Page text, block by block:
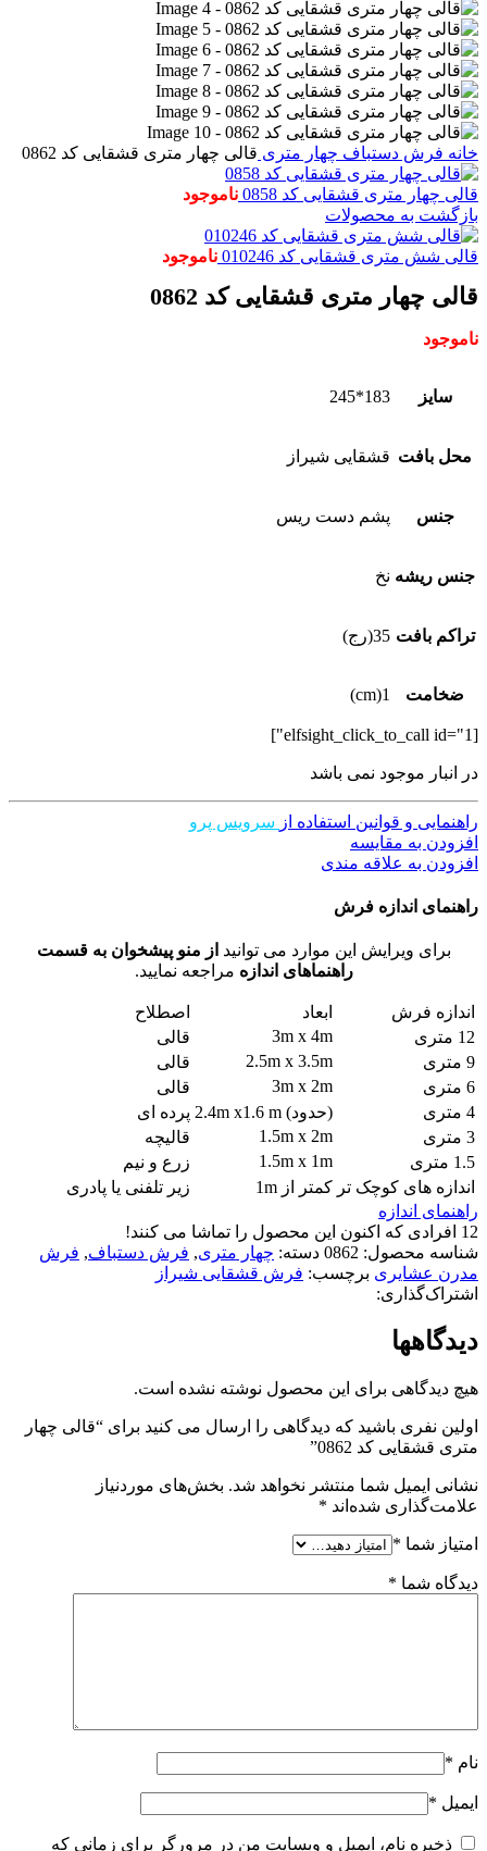
خانه فرش دستباف چهار متری قالی چهار متری قشقایی کد 0862
قالی چهار متری قشقایی کد 0858
ناموجود
بازگشت به محصولات
قالی شش متری قشقایی کد 010246 ناموجود
قالی چهار متری قشقایی کد 0862
ناموجود
سایز 183*245
محل بافت قشقایی شیراز
جنس پشم دست ریس
جنس ریشه نخ
تراکم بافت 35(رج)
ضخامت 1(cm)
[elfsight_click_to_call id="1"]
در انبار موجود نمی باشد
راهنمایی و قوانین استفاده از سرویس پرو
افزودن به مقایسه
افزودن به علاقه مندی
راهنمای اندازه فرش
برای ویرایش این موارد می توانید از منو پیشخوان به قسمت
راهنماهای اندازه مراجعه نمایید.
اندازه فرش ابعاد
اصطلاح
12 متری
3m x 4m
قالی
9 متری
2.5m x 3.5m
قالی
6 متری
3m x 2m
قالی
4 متری
(حدود) 2.4m x1.6 m
پرده ای
3 متری
1.5m x 2m
قالیچه
1.5 متری
1.5m x 1m
زرع و نیم
اندازه های کوچک تر کمتر از 1m
زیر تلفنی یا پادری
راهنمای اندازه
12 افرادی که اکنون این محصول را تماشا می کنند!
شناسه محصول: 0862 دسته: چهار متری, فرش دستباف, فرش
مدرن عشایری برچسب: فرش قشقایی شیراز
اشتراک‌گذاری:
دیدگاهها
هیچ دیدگاهی برای این محصول نوشته نشده است.
اولین نفری باشید که دیدگاهی را ارسال می کنید برای “قالی چهار
متری قشقایی کد 0862”
نشانی ایمیل شما منتشر نخواهد شد. بخش‌های موردنیاز
علامت‌گذاری شده‌اند *
امتیاز شما *
دیدگاه شما *
نام *
ایمیل *
ذخیره نام، ایمیل و وبسایت من در مرورگر برای زمانی که